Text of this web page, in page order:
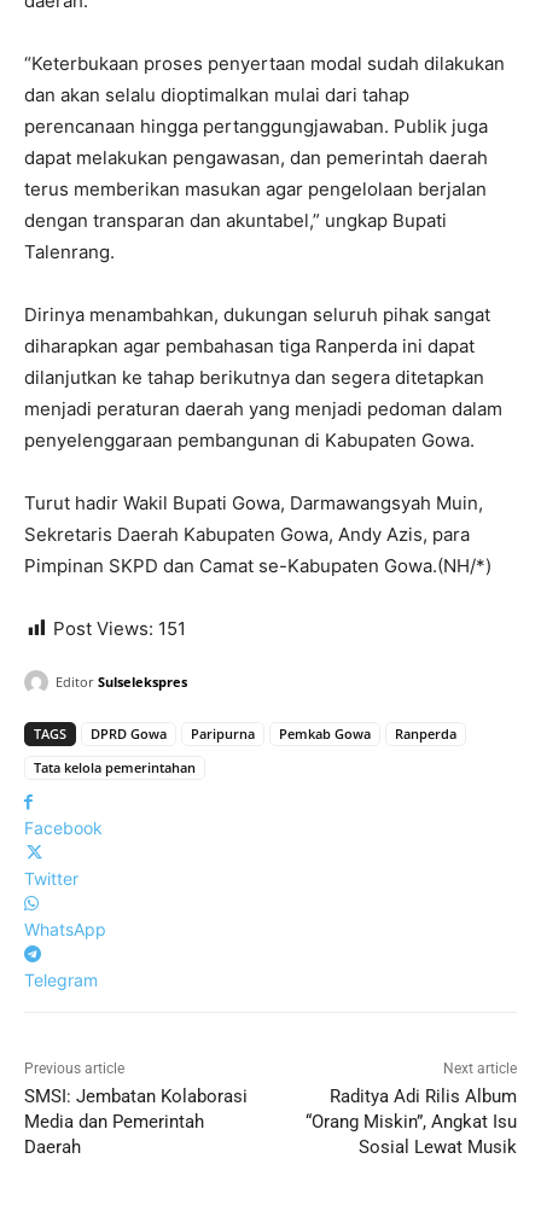
“Keterbukaan proses penyertaan modal sudah dilakukan
dan akan selalu dioptimalkan mulai dari tahap
perencanaan hingga pertanggungjawaban. Publik juga
dapat melakukan pengawasan, dan pemerintah daerah
terus memberikan masukan agar pengelolaan berjalan
dengan transparan dan akuntabel,” ungkap Bupati
Talenrang.
Dirinya menambahkan, dukungan seluruh pihak sangat
diharapkan agar pembahasan tiga Ranperda ini dapat
dilanjutkan ke tahap berikutnya dan segera ditetapkan
menjadi peraturan daerah yang menjadi pedoman dalam
penyelenggaraan pembangunan di Kabupaten Gowa.
Turut hadir Wakil Bupati Gowa, Darmawangsyah Muin,
Sekretaris Daerah Kabupaten Gowa, Andy Azis, para
Pimpinan SKPD dan Camat se-Kabupaten Gowa.(NH/*)
Post Views: 151
Editor Sulselekspres
TAGS DPRD Gowa Paripurna Pemkab Gowa
Ranperda
Tata kelola pemerintahan
Facebook
Twitter
WhatsApp
Telegram
Previous article
SMSI: Jembatan Kolaborasi
Media dan Pemerintah
Daerah
Next article
Raditya Adi Rilis Album
“Orang Miskin”, Angkat Isu
Sosial Lewat Musik